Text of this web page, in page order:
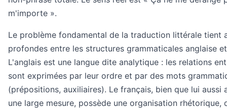
m'importe ».
Le problème fondamental de la traduction littérale tient
profondes entre les structures grammaticales anglaise
L'anglais est une langue dite analytique : les relations
sont exprimées par leur ordre et par des mots
(prépositions, auxiliaires). Le français, bien que lui aussi
une large mesure, possède une organisation rhétorique,